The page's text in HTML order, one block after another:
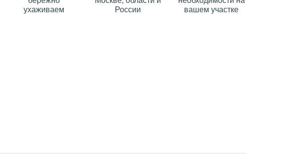
ухаживаем
России
вашем участке